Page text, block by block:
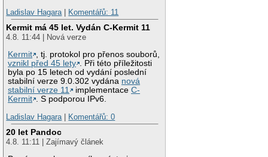
Ladislav Hagara | Komentářů: 11
Kermit má 45 let. Vydán C-Kermit 11
4.8. 11:44 | Nová verze
Kermit , tj. protokol pro přenos souborů,
vznikl před 45 lety . Při této příležitosti
byla po 15 letech od vydání poslední
stabilní verze 9.0.302 vydána nová
stabilní verze 11
implementaceC-
Kermit . S podporou IPv6.
Ladislav Hagara | Komentářů: 0
20 let Pandoc
4.8. 11:11 | Zajímavý článek